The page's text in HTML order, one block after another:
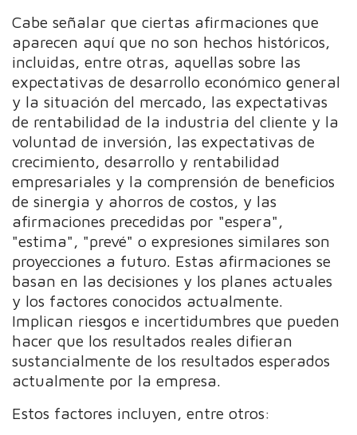
Cabe señalar que ciertas afirmaciones que
aparecen aquí que no son hechos históricos,
incluidas, entre otras, aquellas sobre las
expectativas de desarrollo económico general
y la situación del mercado, las expectativas
de rentabilidad de la industria del cliente y la
voluntad de inversión, las expectativas de
crecimiento, desarrollo y rentabilidad
empresariales y la comprensión de beneficios
de sinergia y ahorros de costos, y las
afirmaciones precedidas por "espera",
"estima", "prevé" o expresiones similares son
proyecciones a futuro. Estas afirmaciones se
basan en las decisiones y los planes actuales
y los factores conocidos actualmente.
Implican riesgos e incertidumbres que pueden
hacer que los resultados reales difieran
sustancialmente de los resultados esperados
actualmente por la empresa.
Estos factores incluyen, entre otros: